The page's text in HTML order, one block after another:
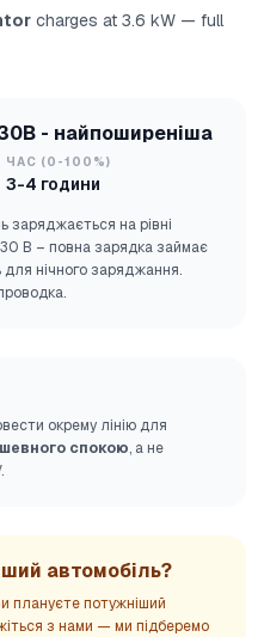
charges at 3.6 kW — full
- найпоширеніша
ЧАС (0-100%)
3-4 години
заряджається на рівні
В – повна зарядка займає
для нічного заряджання.
окрему лінію для
спокою, а не
автомобіль?
плануєте потужніший
з нами — ми підберемо